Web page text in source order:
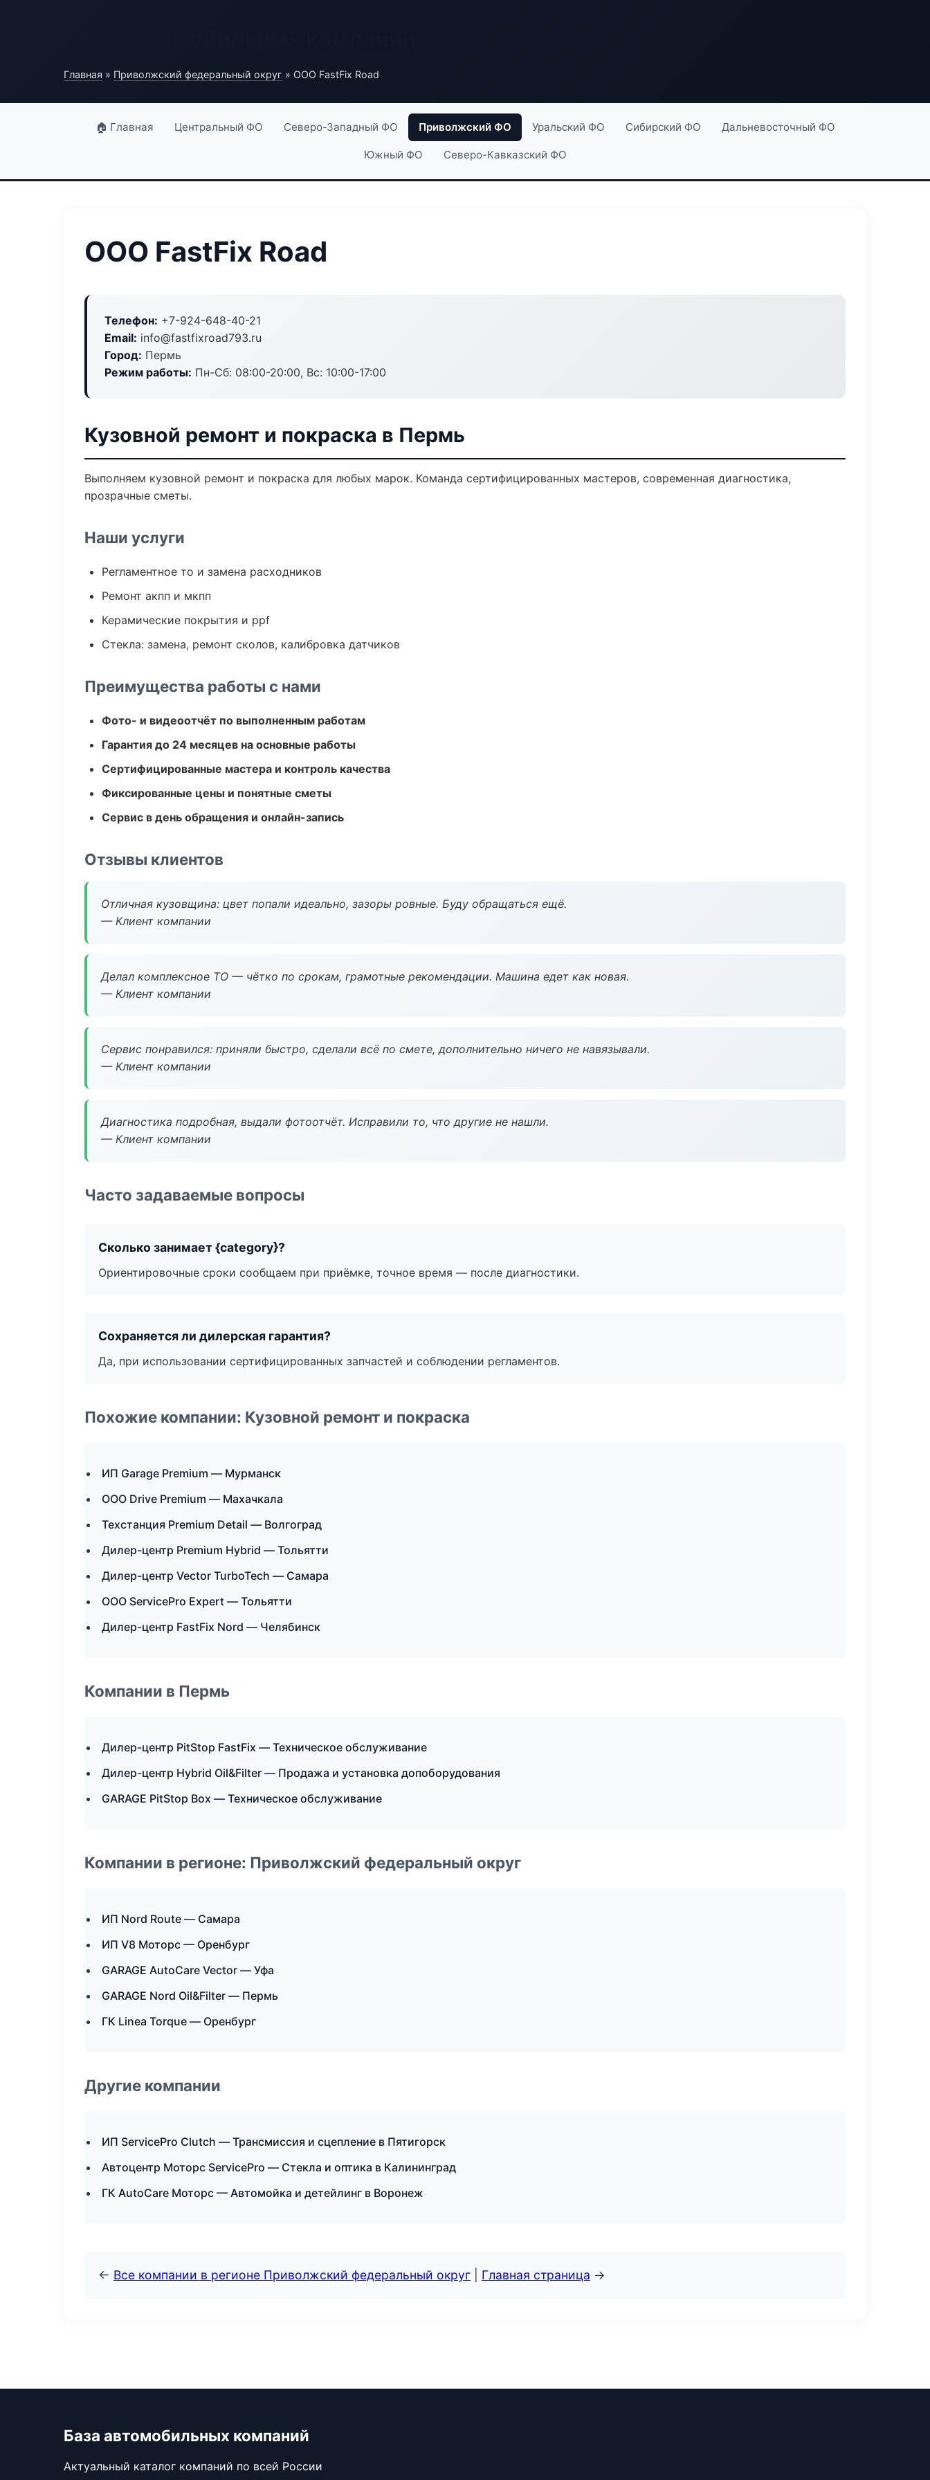
Главная » Приволжский федеральный округ » ООО FastFix Road
🏠 Главная Центральный ФО Северо-Западный ФО Приволжский ФО Уральский ФО Сибирский ФО Дальневосточный ФО
Южный ФО Северо-Кавказский ФО
ООО FastFix Road
Телефон: +7-924-648-40-21
Email: info@fastfixroad793.ru
Город: Пермь
Режим работы: Пн-Сб: 08:00-20:00, Вс: 10:00-17:00
Кузовной ремонт и покраска в Пермь
Выполняем кузовной ремонт и покраска для любых марок. Команда сертифицированных мастеров, современная диагностика,
прозрачные сметы.
Наши услуги
Регламентное то и замена расходников
Ремонт акпп и мкпп
Керамические покрытия и ppf
Стекла: замена, ремонт сколов, калибровка датчиков
Преимущества работы с нами
Фото- и видеоотчёт по выполненным работам
Гарантия до 24 месяцев на основные работы
Сертифицированные мастера и контроль качества
Фиксированные цены и понятные сметы
Сервис в день обращения и онлайн-запись
Отзывы клиентов
Отличная кузовщина: цвет попали идеально, зазоры ровные. Буду обращаться ещё.
— Клиент компании
Делал комплексное ТО — чётко по срокам, грамотные рекомендации. Машина едет как новая.
— Клиент компании
Сервис понравился: приняли быстро, сделали всё по смете, дополнительно ничего не навязывали.
— Клиент компании
Диагностика подробная, выдали фотоотчёт. Исправили то, что другие не нашли.
— Клиент компании
Часто задаваемые вопросы
Сколько занимает {category}?
Ориентировочные сроки сообщаем при приёмке, точное время — после диагностики.
Сохраняется ли дилерская гарантия?
Да, при использовании сертифицированных запчастей и соблюдении регламентов.
Похожие компании: Кузовной ремонт и покраска
ИП Garage Premium — Мурманск
ООО Drive Premium — Махачкала
Техстанция Premium Detail — Волгоград
Дилер-центр Premium Hybrid — Тольятти
Дилер-центр Vector TurboTech — Самара
ООО ServicePro Expert — Тольятти
Дилер-центр FastFix Nord — Челябинск
Компании в Пермь
Дилер-центр PitStop FastFix — Техническое обслуживание
Дилер-центр Hybrid Oil&Filter — Продажа и установка допоборудования
GARAGE PitStop Box — Техническое обслуживание
Компании в регионе: Приволжский федеральный округ
ИП Nord Route — Самара
ИП V8 Моторс — Оренбург
GARAGE AutoCare Vector — Уфа
GARAGE Nord Oil&Filter — Пермь
ГК Linea Torque — Оренбург
Другие компании
ИП ServicePro Clutch — Трансмиссия и сцепление в Пятигорск
Автоцентр Моторс ServicePro — Стекла и оптика в Калининград
ГК AutoCare Моторс — Автомойка и детейлинг в Воронеж
← Все компании в регионе Приволжский федеральный округ Главная страница →
База автомобильных компаний
Актуальный каталог компаний по всей России